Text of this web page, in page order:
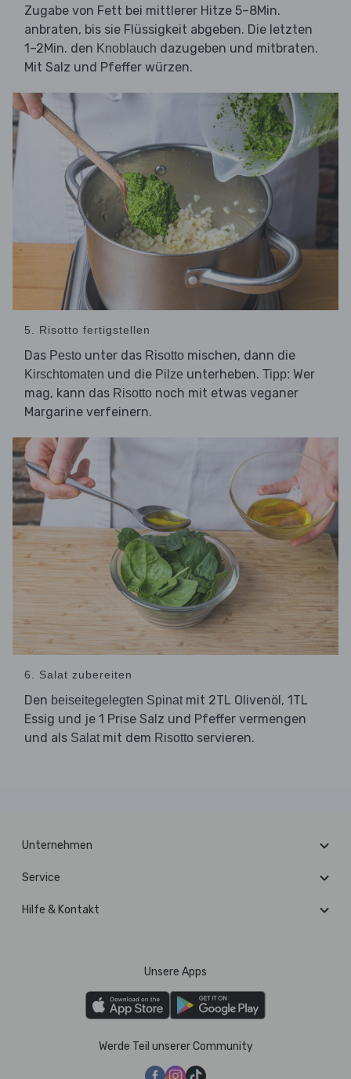
Zugabe von Fett bei mittlerer Hitze 5–8Min.
anbraten, bis sie Flüssigkeit abgeben. Die letzten
1–2Min. den Knoblauch dazugeben und mitbraten.
Mit Salz und Pfeffer würzen.
5. Risotto fertigstellen
Das Pesto unter das Risotto mischen, dann die
Kirschtomaten und die Pilze unterheben. Tipp: Wer
mag, kann das Risotto noch mit etwas veganer
Margarine verfeinern.
6. Salat zubereiten
Den beiseitegelegten Spinatmit 2TL Olivenöl, 1TL
Essig und je 1 Prise Salz und Pfeffer vermengen
und als Salatmit dem Risotto servieren.
Unternehmen
Service
Hilfe & Kontakt
Unsere Apps
Werde Teil unserer Community